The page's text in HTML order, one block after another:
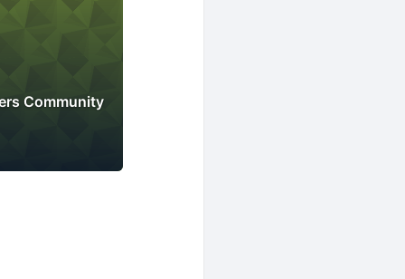
Community